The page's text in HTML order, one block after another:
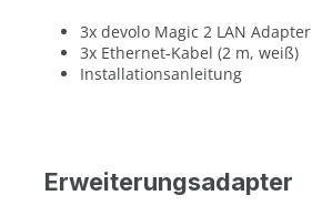
3x devolo Magic 2 LAN Adapter
3x Ethernet-Kabel (2 m, weiß)
Installationsanleitung
Erweiterungsadapter